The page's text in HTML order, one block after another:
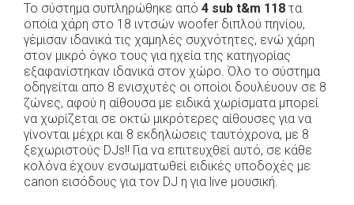
Το σύστημα συπληρώθηκε από 4 sub t&m 118 τα
οποία χάρη στο 18 ιντσών woofer διπλού πηνίου,
γέμισαν ιδανικά τις χαμηλές συχνότητες, ενώ χάρη
στον μικρό όγκο τους για ηχεία της κατηγορίας
εξαφανίστηκαν ιδανικά στον χώρο. Όλο το σύστημα
οδηγείται απο 8 ενισχυτές οι οποίοι δουλέυουν σε 8
ζώνες, αφού η αίθουσα με ειδικά χωρίσματα μπορεί
να χωρίζεται σε οκτώ μικρότερες αίθουσες για να
γίνονται μέχρι και 8 εκδηλώσεις ταυτόχρονα, με 8
ξεχωριστούς DJs!! Για να επιτευχθεί αυτό, σε κάθε
κολόνα έχουν ενσωματωθεί ειδικές υποδοχές με
canon εισόδους για τον DJ η για live μουσική.